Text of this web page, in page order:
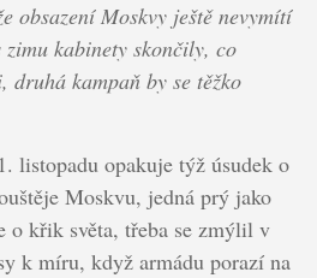
obsazení Moskvy ještě nevymítí
kabinety skončily, co
druhá kampaň by se těžko
listopadu opakuje týž úsudek o
Moskvu, jedná prý jako
o křik světa, třeba se zmýlil v
k míru, když armádu porazí na